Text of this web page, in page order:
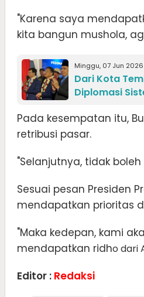
"Karena saya
kita bangun mushola,
Minggu, 07 Jun 2026
Dari Kota
Diplomasi
Pada kesempatan itu,
retribusi pasar.
"Selanjutnya, tidak
Sesuai pesan Presiden
mendapatkan prioritas
"Maka kedepan, kami
mendapatkan ridho dari
Editor : Redaksi